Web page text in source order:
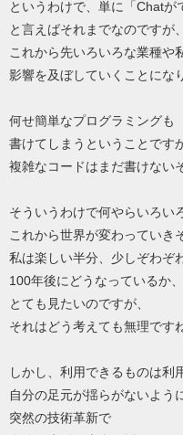
というわけで、単に「Chatが
と言えばそれまでなのですが、
これから先いろいろな業種や
影響を及ぼしていくことにな
何せ簡単なプログラミングも
書けてしまうということです
複雑なコードはまだ書けない
そういうわけで何やらいろい
これから世界が変わっていき
私は楽しい半分、少しぞわぞ
100年後にどうなっているか、
とても見たいのですが、
それはどう考えても無理です
しかし、利用できるものは利
自分の足元が揺らがないよう
突然の技術革新で